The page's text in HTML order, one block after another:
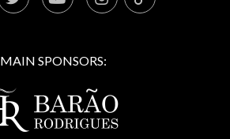
MAIN SPONSORS: